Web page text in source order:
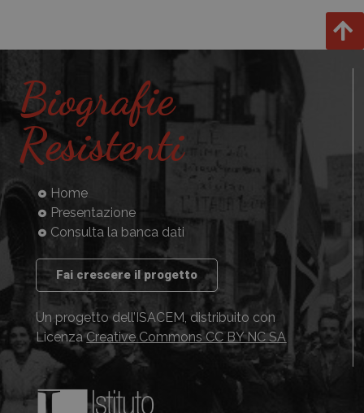
Biografie
Resistenti
Home
Presentazione
Consulta la banca dati
Fai crescere il progetto
Un progetto dell’ISACEM, distribuito con
LicenzaCreative Commons CC BY NC SA